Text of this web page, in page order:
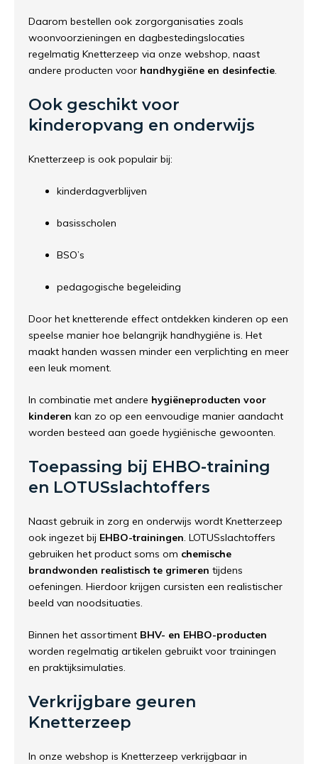
Daarom bestellen ook zorgorganisaties zoals
woonvoorzieningen en dagbestedingslocaties
regelmatig Knetterzeep via onze webshop, naast
andere producten voor handhygiëne en desinfectie.
Ook geschikt voor
kinderopvang en onderwijs
Knetterzeep is ook populair bij:
kinderdagverblijven
basisscholen
BSO’s
pedagogische begeleiding
Door het knetterende effect ontdekken kinderen op een
speelse manier hoe belangrijk handhygiëne is. Het
maakt handen wassen minder een verplichting en meer
een leuk moment.
In combinatie met andere hygiëneproducten voor
kinderen kan zo op een eenvoudige manier aandacht
worden besteed aan goede hygiënische gewoonten.
Toepassing bij EHBO-training
en LOTUSslachtoffers
Naast gebruik in zorg en onderwijs wordt Knetterzeep
ook ingezet bij EHBO-trainingen. LOTUSslachtoffers
gebruiken het product soms om chemische
brandwonden realistisch te grimeren tijdens
oefeningen. Hierdoor krijgen cursisten een realistischer
beeld van noodsituaties.
Binnen het assortiment BHV- en EHBO-producten
worden regelmatig artikelen gebruikt voor trainingen
en praktijksimulaties.
Verkrijgbare geuren
Knetterzeep
In onze webshop is Knetterzeep verkrijgbaar in